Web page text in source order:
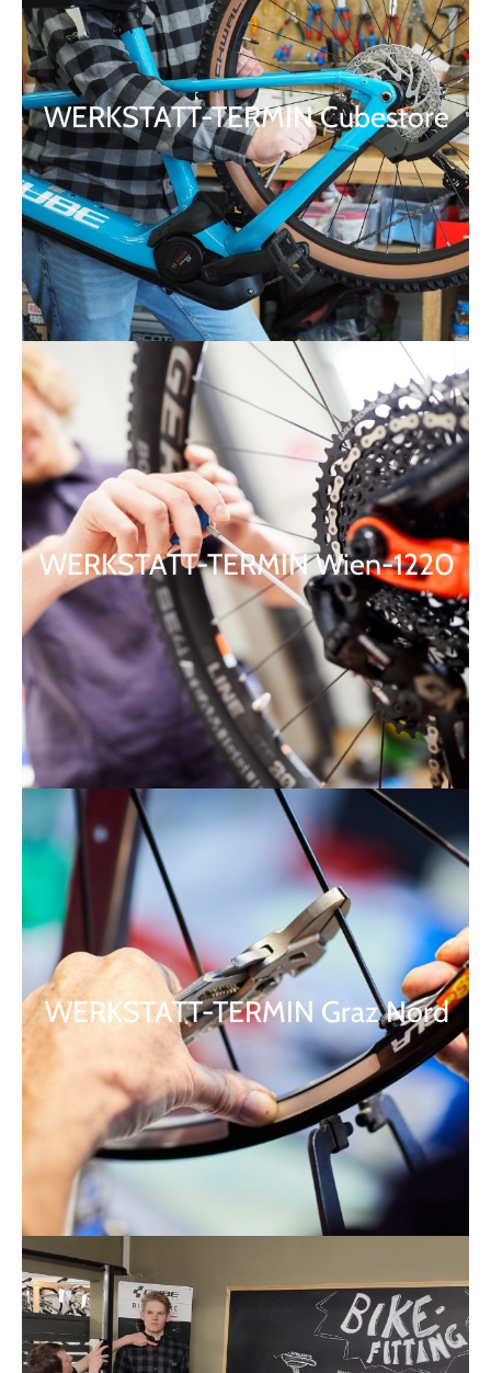
WERKSTATT-TERMIN Cubestore
WERKSTATT-TERMIN Wien-1220
WERKSTATT-TERMIN Graz Nord